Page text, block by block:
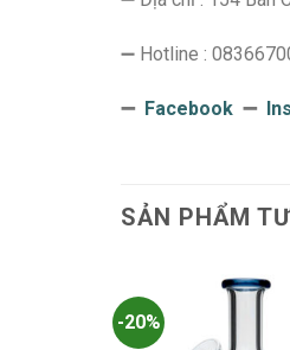
➖ Hotline :
➖ Facebook ➖
SẢN PHẨM
-20%